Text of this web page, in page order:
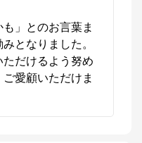
も」とのお言葉ま
となりました。
だけるよう努め
愛顧いただけま